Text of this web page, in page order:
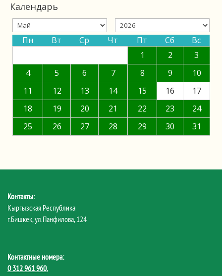
Календарь
Пн Вт Ср Чт Пт Сб
Вс
1
2
3
4
5 6 7 8 9
10
11
12 13 14 15 16
17
18
19 20 21 22 23
24
25
26 27 28 29 30 31
Контакты:
Кыргызская Республика
г.Бишкек, ул.Панфилова, 124
Контактные номера:
0 312 961 960,